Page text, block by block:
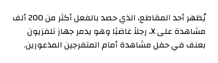
يُظهر أحد المقاطع، الذي حصد بالفعل أكثر من 200 ألف
مشاهدة على X، رجلاً غاضبًا وهو يدمر جهاز تلفزيون
بعنف في حفل مشاهدة أمام المتفرجين المذعورين.